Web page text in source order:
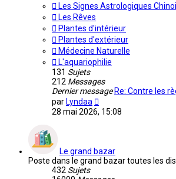
Les Signes Astrologiques
Les Rêves
Plantes d'intérieur
Plantes d'extérieur
Médecine Naturelle
L'aquariophilie
131 Sujets
212 Messages
Dernier message Re: Contre les
par Lyndaa
le
dernier
28 mai 2026, 15:08
Le grand bazar
Poste dans le grand bazar toutes les
432 Sujets